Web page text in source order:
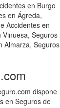
en Burgo
en Ágreda,
Accidentes en
Seguros
Almarza, Seguros
dispone
en Seguros de